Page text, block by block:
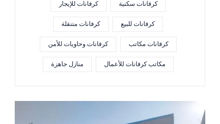
كرفانات سكنية كرفانات للإيجار
كرفانات للبيع كرفانات متنقلة
كرفانات مكاتب كرفانات وحاويات للأمن
مكاتب كرفانات للأعمال منازل جاهزة